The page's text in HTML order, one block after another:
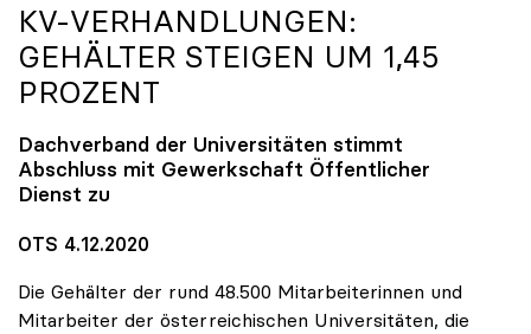
KV-VERHANDLUNGEN:
GEHÄLTER STEIGEN UM 1,45
PROZENT
Dachverband der Universitäten stimmt
Abschluss mit Gewerkschaft Öffentlicher
Dienst zu
OTS 4.12.2020
Die Gehälter der rund 48.500 Mitarbeiterinnen und
Mitarbeiter der österreichischen Universitäten, die